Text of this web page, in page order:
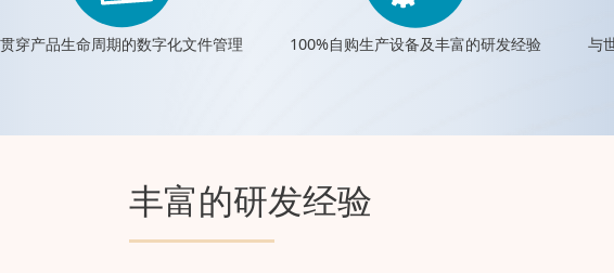
贯穿产品生命周期的数字化文件管理 100%自购生产设备及丰富的研发经验 与
丰富的研发经验